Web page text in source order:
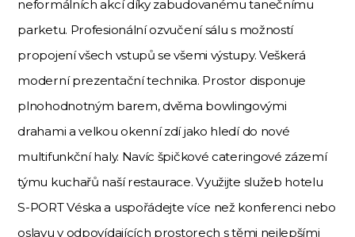
neformálních akcí díky zabudovanému tanečnímu
parketu. Profesionální ozvučení sálu s možností
propojení všech vstupů se všemi výstupy. Veškerá
moderní prezentační technika. Prostor disponuje
plnohodnotným barem, dvěma bowlingovými
drahami a velkou okenní zdí jako hledí do nové
multifunkční haly. Navíc špičkové cateringové zázemí
týmu kuchařů naší restaurace. Využijte služeb hotelu
S-PORT Véska a uspořádejte více než konferenci nebo
oslavu v odpovídajících prostorech s těmi nejlepšími